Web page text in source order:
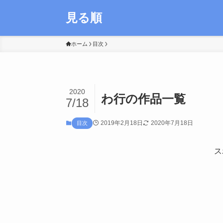
見る順
ホーム 目次
わ行の作品一覧
2020
7/18
目次 2019年2月18日 2020年7月18日